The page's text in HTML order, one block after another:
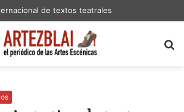
de textos teatrales